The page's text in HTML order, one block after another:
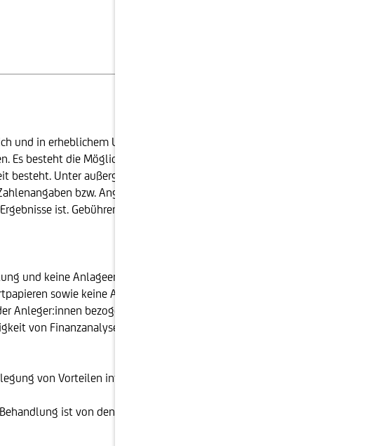
und in erheblichem Umfang steigen oder fallen und können nicht
besteht die Möglichkeit, dass der:die Anleger:in nicht die
Unter außergewöhnlichen Umständen kann es bis zum
bzw. Angaben zur Wertentwicklung auf die
ist. Gebühren und steuerliche Aufwendungen können die
und keine Anlageempfehlung dar. Die vorliegenden
sowie keine Aufforderung, ein solches Angebot zu stellen.
bezogene Beratung nicht ersetzen. Diese
von Finanzanalysen erstellt und unterliegt auch nicht dem
von Vorteilen informiert Sie die Broschüre "MiFID II -Markets in
ist von den persönlichen Verhältnissen der Anleger:innen